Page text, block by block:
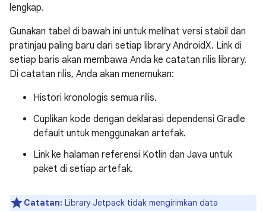
lengkap.
Gunakan tabel di bawah ini untuk melihat versi stabil dan
pratinjau paling baru dari setiap library AndroidX. Link di
setiap baris akan membawa Anda ke catatan rilis library.
Di catatan rilis, Anda akan menemukan:
Histori kronologis semua rilis.
Cuplikan kode dengan deklarasi dependensi Gradle
default untuk menggunakan artefak.
Link ke halaman referensi Kotlin dan Java untuk
paket di setiap artefak.
Catatan: Library Jetpack tidak mengirimkan data